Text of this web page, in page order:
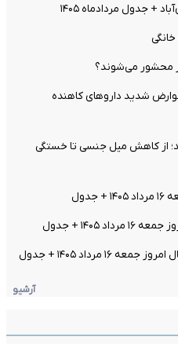
جدول مردادماه ۱۴۰۵
محشور می‌شوند؟
شدید داروهای کاهنده
از کاهش میل جنسی تا خستگی
۱۴۰۵ + جدول
مرداد ۱۴۰۵ + جدول
آرشیو